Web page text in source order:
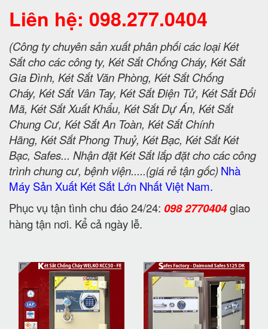
Liên hệ: 098.277.0404
(Công ty chuyên sản xuất phân phối các loại Két
Sắt cho các công ty, Két Sắt Chống Cháy, Két Sắt
Gia Đình, Két Sắt Văn Phòng, Két Sắt Chống
Cháy, Két Sắt Vân Tay, Két Sắt Điện Tử, Két Sắt Đổi
Mã, Két Sắt Xuất Khẩu, Két Sắt Dự Án, Két Sắt
Chung Cư, Két Sắt An Toàn, Két Sắt Chính
Hãng, Két Sắt Phong Thuỷ, Két Bạc, Két Sắt Két
Bạc, Safes... Nhận đặt Két Sắt lắp đặt cho các công
trình chung cư, bệnh viện.....(giá rẻ tận gốc) Nhà
Máy Sản Xuất Két Sắt Lớn Nhất Việt Nam.
Phục vụ tận tình chu đáo 24/24: 098 2770404giao
hàng tận nơi. Kể cả ngày lễ.